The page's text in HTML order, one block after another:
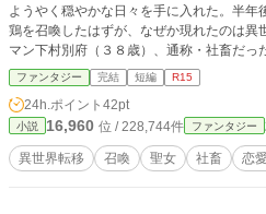
ようやく穏やかな日々を手に入れた。半
鶏を召喚したはずが、なぜか現れたのは異
マン下村別府（３８歳）、通称・社畜だ
ファンタジー 完結 短編 R15
24h.ポイント 42pt
小説 16,960 位 / 228,744件 ファンタジー
異世界転移 召喚 聖女 社畜 恋